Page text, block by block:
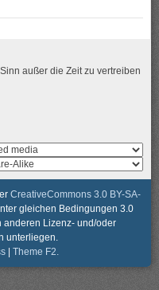
außer die Zeit zu vertreiben
CreativeCommons 3.0 BY-SA-
gleichen Bedingungen 3.0
anderen Lizenz- und/oder
unterliegen.
| Theme F2.